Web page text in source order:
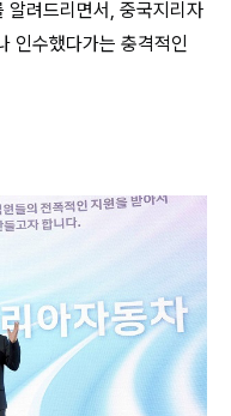
알려드리면서, 중국지리자
인수했다가는 충격적인